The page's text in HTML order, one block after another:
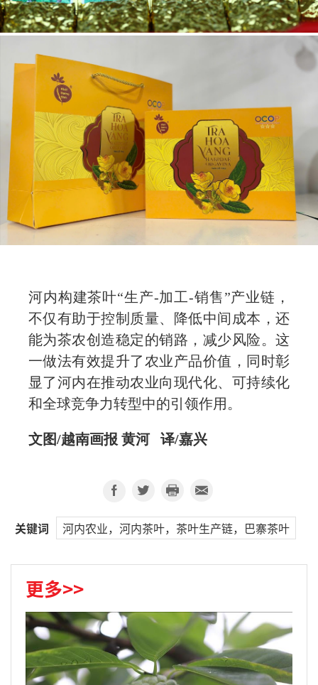
河内构建茶叶“生产-加工-销售”产业链，
不仅有助于控制质量、降低中间成本，还
能为茶农创造稳定的销路，减少风险。这
一做法有效提升了农业产品价值，同时彰
显了河内在推动农业向现代化、可持续化
和全球竞争力转型中的引领作用。
文图/越南画报 黄河 译/嘉兴
关键词 河内农业，河内茶叶，茶叶生产链，巴寨茶叶
更多>>